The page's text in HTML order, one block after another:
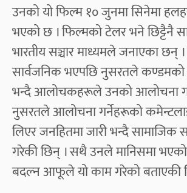
उनको यो फिल्म १० जुनमा सिनेमा
भएको छ । फिल्मको टेलर भने छिट्टैनै
भारतीय सञ्चार माध्यमले जनाएका छन्
सार्वजनिक भएपछि नुसरतले कण्डमको
भन्दै आलोचकहरूले उनको आलोचना
नुसरतले आलोचना गर्नेहरूको
लिएर जनहितमा जारी भन्दै सामाजिक
गरेकी छिन् । सथै उनले मानिसमा
बदल्न आफूले यो काम गरेको बताएकी